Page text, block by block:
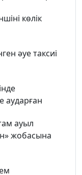
көлік
әуе таксиі
аударған
ауыл
жобасына